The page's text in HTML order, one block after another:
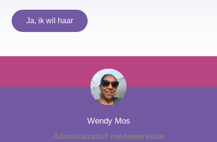
Ja, ik wil haar
Wendy Mos
Administratief medewerkster